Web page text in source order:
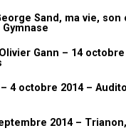
Dorothée puisque j’en
dit : «
ton idée. J’ai trouvé ça
ça que ça s’est fait.
juste fait une suggestion
et donc il était
Sand, ma vie,
Gann – 14
4 octobre 2014 –
2014 –